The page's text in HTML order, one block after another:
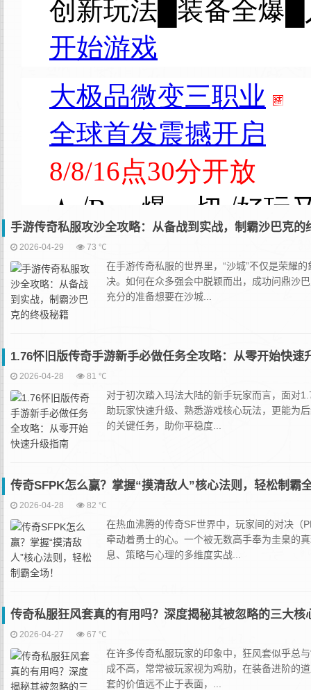
手游传奇私服攻沙全攻略：从备战到实战，制霸沙巴克的
2026-04-29 73 ℃
在手游传奇私服的世界里，“沙城”不仅是荣耀
决。如何在众多强会中脱颖而出，成功问鼎沙
充分的准备想要在沙城...
1.76怀旧版传奇手游新手必做任务全攻略：从零开始快速
2026-04-28 81 ℃
对于初次踏入玛法大陆的新手玩家而言，面对
助玩家快速升级、熟悉游戏核心玩法，更能为
的关键任务，助你平稳度...
传奇SFPK怎么赢？掌握“摸清敌人”核心法则，轻松制霸
2026-04-28 82 ℃
在热血沸腾的传奇SF世界中，玩家间的对决（
牵动着勇士的心。一个被无数高手奉为圭臬的
息、策略与心理的多维度实战...
传奇私服狂风套真的有用吗？深度揭秘其被忽略的三大核
2026-04-27 67 ℃
在许多传奇私服玩家的印象中，狂风套似乎总
成不高，常常被玩家视为鸡肋，在装备进阶的
套的价值远不止于表面，...